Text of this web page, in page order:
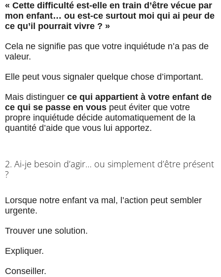
« Cette difficulté est-elle en train d’être vécue par
mon enfant… ou est-ce surtout moi qui ai peur de
ce qu’il pourrait vivre ? »
Cela ne signifie pas que votre inquiétude n’a pas de
valeur.
Elle peut vous signaler quelque chose d’important.
Mais distinguer ce qui appartient à votre enfant de
ce qui se passe en vous peut éviter que votre
propre inquiétude décide automatiquement de la
quantité d’aide que vous lui apportez.
2. Ai-je besoin d’agir… ou simplement d’être présent
?
Lorsque notre enfant va mal, l’action peut sembler
urgente.
Trouver une solution.
Expliquer.
Conseiller.